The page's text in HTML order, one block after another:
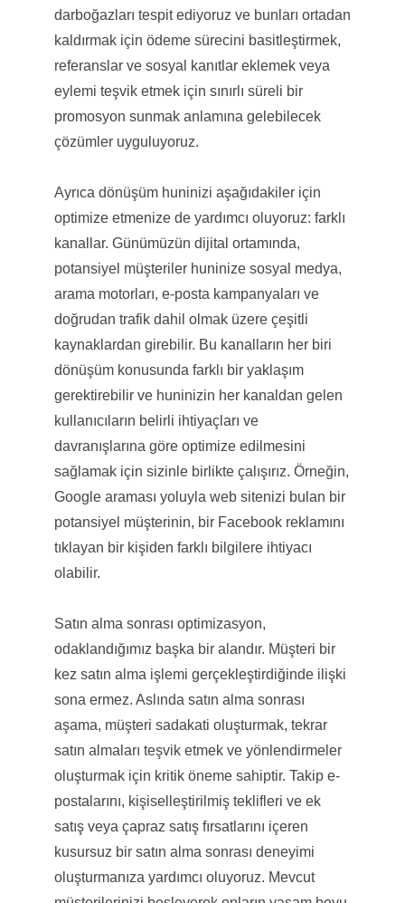
darboğazları tespit ediyoruz ve bunları ortadan
kaldırmak için ödeme sürecini basitleştirmek,
referanslar ve sosyal kanıtlar eklemek veya
eylemi teşvik etmek için sınırlı süreli bir
promosyon sunmak anlamına gelebilecek
çözümler uyguluyoruz.
Ayrıca dönüşüm huninizi aşağıdakiler için
optimize etmenize de yardımcı oluyoruz: farklı
kanallar. Günümüzün dijital ortamında,
potansiyel müşteriler huninize sosyal medya,
arama motorları, e-posta kampanyaları ve
doğrudan trafik dahil olmak üzere çeşitli
kaynaklardan girebilir. Bu kanalların her biri
dönüşüm konusunda farklı bir yaklaşım
gerektirebilir ve huninizin her kanaldan gelen
kullanıcıların belirli ihtiyaçları ve
davranışlarına göre optimize edilmesini
sağlamak için sizinle birlikte çalışırız. Örneğin,
Google araması yoluyla web sitenizi bulan bir
potansiyel müşterinin, bir Facebook reklamını
tıklayan bir kişiden farklı bilgilere ihtiyacı
olabilir.
Satın alma sonrası optimizasyon,
odaklandığımız başka bir alandır. Müşteri bir
kez satın alma işlemi gerçekleştirdiğinde ilişki
sona ermez. Aslında satın alma sonrası
aşama, müşteri sadakati oluşturmak, tekrar
satın almaları teşvik etmek ve yönlendirmeler
oluşturmak için kritik öneme sahiptir. Takip e-
postalarını, kişiselleştirilmiş teklifleri ve ek
satış veya çapraz satış fırsatlarını içeren
kusursuz bir satın alma sonrası deneyimi
oluşturmanıza yardımcı oluyoruz. Mevcut